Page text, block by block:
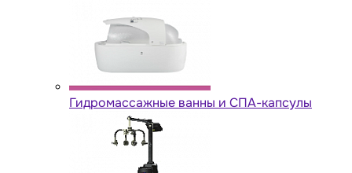
Гидромассажные ванны и СПА-капсулы